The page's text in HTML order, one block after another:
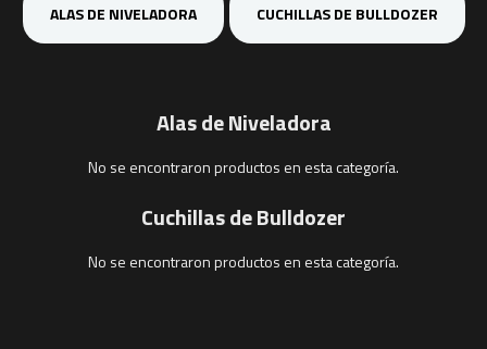
ALAS DE NIVELADORA CUCHILLAS DE BULLDOZER
Alas de Niveladora
No se encontraron productos en esta categoría.
Cuchillas de Bulldozer
No se encontraron productos en esta categoría.